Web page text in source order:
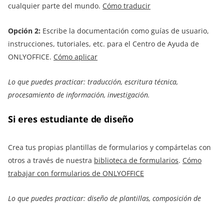
cualquier parte del mundo. Cómo traducir
Opción 2: Escribe la documentación como guías de usuario,
instrucciones, tutoriales, etc. para el Centro de Ayuda de
ONLYOFFICE. Cómo aplicar
Lo que puedes practicar: traducción, escritura técnica,
procesamiento de información, investigación.
Si eres estudiante de diseño
Crea tus propias plantillas de formularios y compártelas con
otros a través de nuestra biblioteca de formularios. Cómo
trabajar con formularios de ONLYOFFICE
Lo que puedes practicar: diseño de plantillas, composición de